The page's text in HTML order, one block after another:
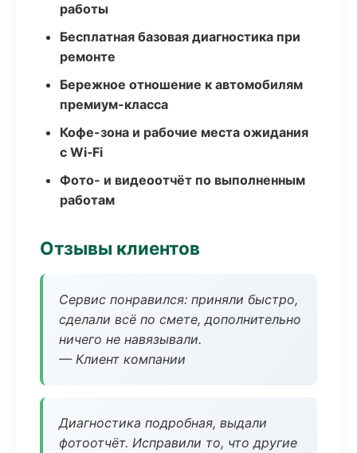
работы
Бесплатная базовая диагностика при
ремонте
Бережное отношение к автомобилям
премиум-класса
Кофе-зона и рабочие места ожидания
с Wi‑Fi
Фото- и видеоотчёт по выполненным
работам
Отзывы клиентов
Сервис понравился: приняли быстро,
сделали всё по смете, дополнительно
ничего не навязывали.
— Клиент компании
Диагностика подробная, выдали
фотоотчёт. Исправили то, что другие